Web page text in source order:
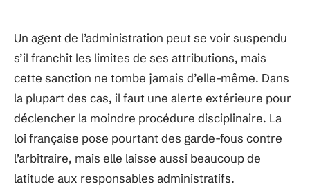
Un agent de l’administration peut se voir suspendu
s’il franchit les limites de ses attributions, mais
cette sanction ne tombe jamais d’elle-même. Dans
la plupart des cas, il faut une alerte extérieure pour
déclencher la moindre procédure disciplinaire. La
loi française pose pourtant des garde-fous contre
l’arbitraire, mais elle laisse aussi beaucoup de
latitude aux responsables administratifs.